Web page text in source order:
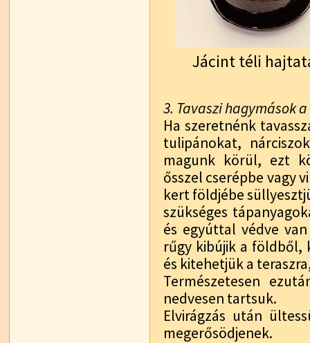
Jácint téli
3. Tavaszi hagymások
Ha szeretnénk
tulipánokat,
magunk körül, ezt
ősszel cserépbe vagy
kert földjébe
szükséges
és egyúttal védve
rűgy kibújik a földből,
és kitehetjük a
Természetesen
nedvesen tartsuk.
Elvirágzás után
megerősödjenek.